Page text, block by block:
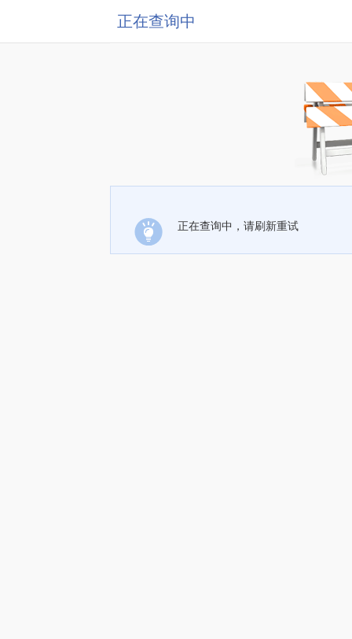
正在查询中
正在查询中，请刷新重试